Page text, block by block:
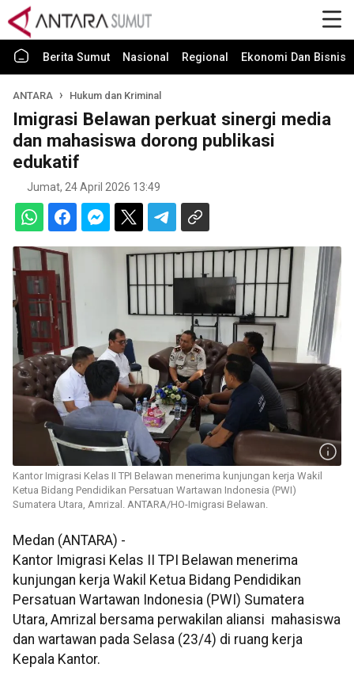
Berita Sumut Nasional Regional Ekonomi Dan Bisnis
ANTARA Hukum dan Kriminal
Imigrasi Belawan perkuat sinergi media
dan mahasiswa dorong publikasi
edukatif
Jumat, 24 April 2026 13:49
Kantor Imigrasi Kelas II TPI Belawan menerima kunjungan kerja Wakil
Ketua Bidang Pendidikan Persatuan Wartawan Indonesia (PWI)
Sumatera Utara, Amrizal. ANTARA/HO-Imigrasi Belawan.
Medan (ANTARA) -
Kantor Imigrasi Kelas II TPI Belawan menerima
kunjungan kerja Wakil Ketua Bidang Pendidikan
Persatuan Wartawan Indonesia (PWI) Sumatera
Utara, Amrizal bersama perwakilan aliansi mahasiswa
dan wartawan pada Selasa (23/4) di ruang kerja
Kepala Kantor.